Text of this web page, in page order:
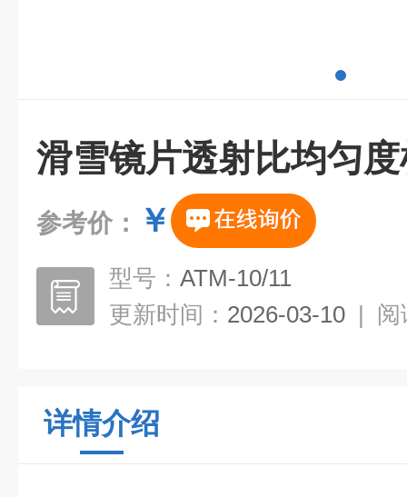
滑雪镜片透射比均匀
参考价： ￥
型号： ATM-10/11
更新时间： 2026-03-10 | 阅
详情介绍